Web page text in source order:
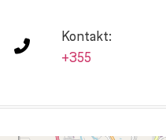
Kontakt:
+355